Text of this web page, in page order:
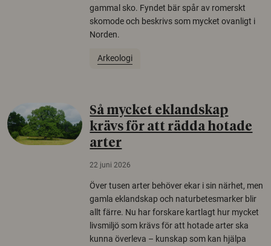
gammal sko. Fyndet bär spår av romerskt
skomode och beskrivs som mycket ovanligt i
Norden.
Arkeologi
Så mycket eklandskap
krävs för att rädda hotade
arter
22 juni 2026
Över tusen arter behöver ekar i sin närhet, men
gamla eklandskap och naturbetesmarker blir
allt färre. Nu har forskare kartlagt hur mycket
livsmiljö som krävs för att hotade arter ska
kunna överleva – kunskap som kan hjälpa